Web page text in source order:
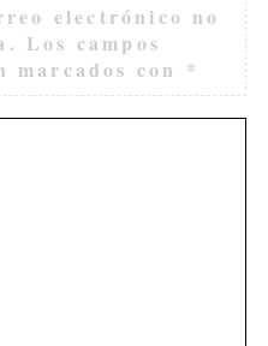
electrónico no
Los campos
marcados con *